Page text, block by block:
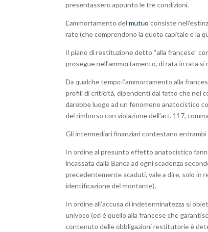
presentassero appunto le tre condizioni.
L’ammortamento delmutuo consiste
rate (che comprendono la quota capitale e la
Il piano di restituzione detto “alla francese”
prosegue nell’ammortamento, di rata in rata
Da qualche tempo l’ammortamento alla
profili di criticità, dipendenti dal fatto che nel
darebbe luogo ad un fenomeno anatocistico
del rimborso con violazione dell’art. 117,
Gli intermediari finanziari contestano
In ordine al presunto effetto anatocistico
incassata dalla Banca ad ogni scadenza
precedentemente scaduti, vale a dire, solo in
identificazione del montante).
In ordine all’accusa di indeterminatezza si
univoco (ed è quello alla francese che
contenuto delle obbligazioni restitutorie è